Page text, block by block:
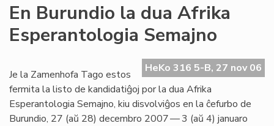
En Burundio la dua Afrika
Esperantologia Semajno
HeKo 316 5-B, 27 nov 06
Je la Zamenhofa Tago estos
fermita la listo de kandidatiĝoj por la dua Afrika
Esperantologia Semajno, kiu disvolviĝos en la ĉefurbo de
Burundio, 27 (aŭ 28) decembro 2007 — 3 (aŭ 4) januaro